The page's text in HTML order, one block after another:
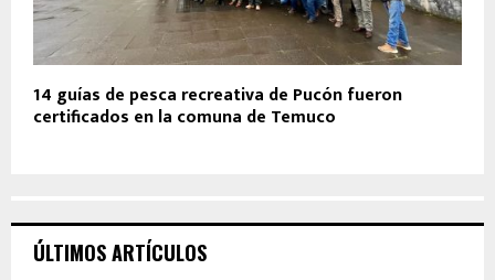
14 guías de pesca recreativa de Pucón fueron
certificados en la comuna de Temuco
ÚLTIMOS ARTÍCULOS